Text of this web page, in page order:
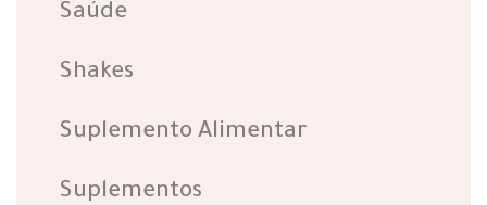
Saúde
Shakes
Suplemento Alimentar
Suplementos